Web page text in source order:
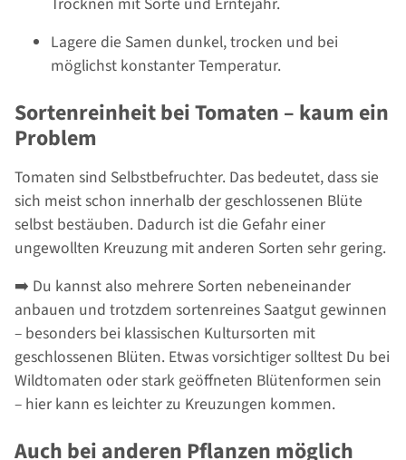
Lagere die Samen dunkel, trocken und bei
möglichst konstanter Temperatur.
Sortenreinheit bei Tomaten – kaum ein
Problem
Tomaten sind Selbstbefruchter. Das bedeutet, dass sie
sich meist schon innerhalb der geschlossenen Blüte
selbst bestäuben. Dadurch ist die Gefahr einer
ungewollten Kreuzung mit anderen Sorten sehr gering.
➡️ Du kannst also mehrere Sorten nebeneinander
anbauen und trotzdem sortenreines Saatgut gewinnen
– besonders bei klassischen Kultursorten mit
geschlossenen Blüten. Etwas vorsichtiger solltest Du bei
Wildtomaten oder stark geöffneten Blütenformen sein
– hier kann es leichter zu Kreuzungen kommen.
Auch bei anderen Pflanzen möglich